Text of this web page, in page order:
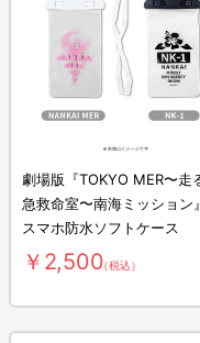
劇場版『TOKYO MER〜走
急救命室〜南海ミッション
スマホ防水ソフトケース
￥2,500（税込）